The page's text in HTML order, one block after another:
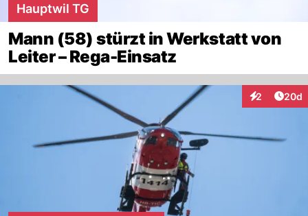
Hauptwil TG
Mann (58) stürzt in Werkstatt von
Leiter – Rega-Einsatz
2
Interaktionen
20d